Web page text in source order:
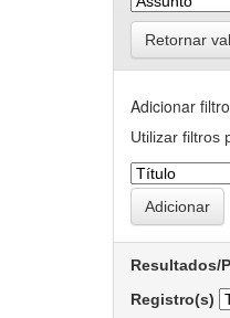
Retornar
Adicionar
Utilizar filtros
Resultados/
Registro(s)